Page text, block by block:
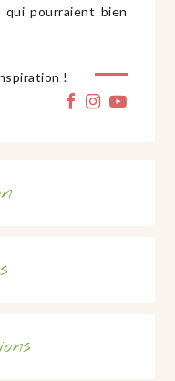
qui pourraient bien
!